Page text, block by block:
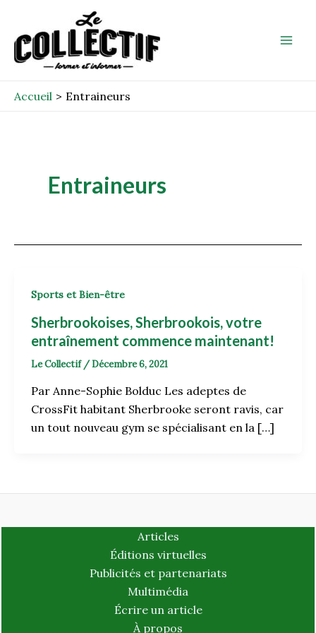
contenu
Accueil Entraineurs
Entraineurs
Sports et Bien-être
Sherbrookoises, Sherbrookois, votre
entraînement commence maintenant!
Le Collectif /Décembre 6, 2021
Par Anne-Sophie Bolduc Les adeptes de
CrossFit habitant Sherbrooke seront ravis, car
un tout nouveau gym se spécialisant en la […]
Articles
Éditions virtuelles
Publicités et partenariats
Multimédia
Écrire un article
À propos